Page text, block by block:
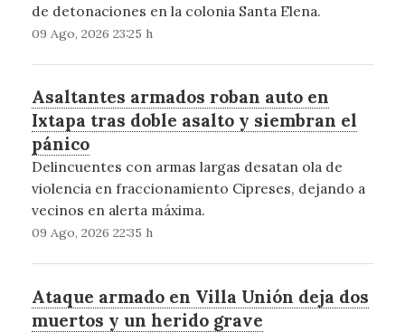
de detonaciones en la colonia Santa Elena.
09 Ago, 2026 23:25 h
Asaltantes armados roban auto en
Ixtapa tras doble asalto y siembran el
pánico
Delincuentes con armas largas desatan ola de
violencia en fraccionamiento Cipreses, dejando a
vecinos en alerta máxima.
09 Ago, 2026 22:35 h
Ataque armado en Villa Unión deja dos
muertos y un herido grave